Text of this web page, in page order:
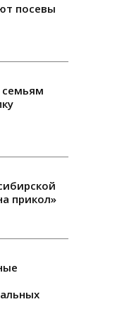
посевы
прикол»